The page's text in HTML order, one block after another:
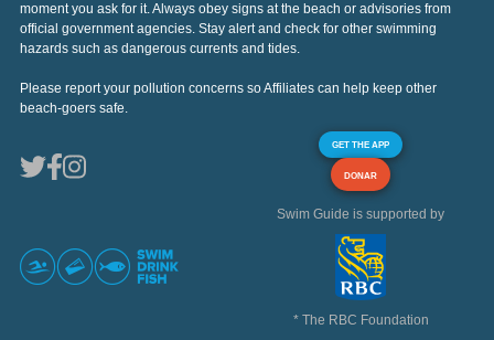
moment you ask for it. Always obey signs at the beach or advisories from
official government agencies. Stay alert and check for other swimming
hazards such as dangerous currents and tides.
Please report your pollution concerns so Affiliates can help keep other
beach-goers safe.
GET THE APP
DONAR
Swim Guide is supported by
* The RBC Foundation